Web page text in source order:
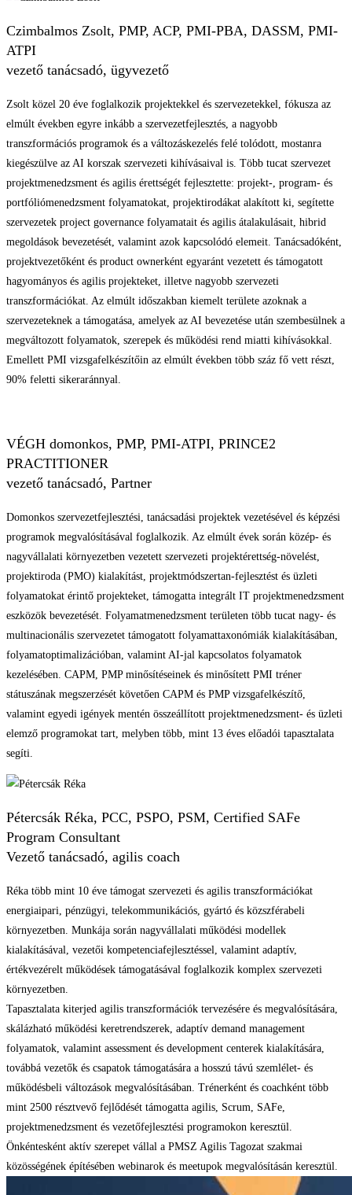
Czimbalmos Zsolt, PMP, ACP, PMI-PBA, DASSM, PMI-
ATPI
vezető tanácsadó, ügyvezető
Zsolt közel 20 éve foglalkozik projektekkel és szervezetekkel, fókusza az
elmúlt években egyre inkább a szervezetfejlesztés, a nagyobb
transzformációs programok és a változáskezelés felé tolódott, mostanra
kiegészülve az AI korszak szervezeti kihívásaival is. Több tucat szervezet
projektmenedzsment és agilis érettségét fejlesztette: projekt-, program- és
portfóliómenedzsment folyamatokat, projektirodákat alakított ki, segítette
szervezetek project governance folyamatait és agilis átalakulásait, hibrid
megoldások bevezetését, valamint azok kapcsolódó elemeit. Tanácsadóként,
projektvezetőként és product ownerként egyaránt vezetett és támogatott
hagyományos és agilis projekteket, illetve nagyobb szervezeti
transzformációkat. Az elmúlt időszakban kiemelt területe azoknak a
szervezeteknek a támogatása, amelyek az AI bevezetése után szembesülnek a
megváltozott folyamatok, szerepek és működési rend miatti kihívásokkal.
Emellett PMI vizsgafelkészítőin az elmúlt években több száz fő vett részt,
90% feletti sikeraránnyal.
VÉGH domonkos, PMP, PMI-ATPI, PRINCE2
PRACTITIONER
vezető tanácsadó, Partner
Domonkos szervezetfejlesztési, tanácsadási projektek vezetésével és képzési
programok megvalósításával foglalkozik. Az elmúlt évek során közép- és
nagyvállalati környezetben vezetett szervezeti projektérettség-növelést,
projektiroda (PMO) kialakítást, projektmódszertan-fejlesztést és üzleti
folyamatokat érintő projekteket, támogatta integrált IT projektmenedzsment
eszközök bevezetését. Folyamatmenedzsment területen több tucat nagy- és
multinacionális szervezetet támogatott folyamattaxonómiák kialakításában,
folyamatoptimalizációban, valamint AI-jal kapcsolatos folyamatok
kezelésében. CAPM, PMP minősítéseinek és minősített PMI tréner
státuszának megszerzését követően CAPM és PMP vizsgafelkészítő,
valamint egyedi igények mentén összeállított projektmenedzsment- és üzleti
elemző programokat tart, melyben több, mint 13 éves előadói tapasztalata
segíti.
Pétercsák Réka, PCC, PSPO, PSM, Certified SAFe
Program Consultant
Vezető tanácsadó, agilis coach
Réka több mint 10 éve támogat szervezeti és agilis transzformációkat
energiaipari, pénzügyi, telekommunikációs, gyártó és közszférabeli
környezetben. Munkája során nagyvállalati működési modellek
kialakításával, vezetői kompetenciafejlesztéssel, valamint adaptív,
értékvezérelt működések támogatásával foglalkozik komplex szervezeti
környezetben.
Tapasztalata kiterjed agilis transzformációk tervezésére és megvalósítására,
skálázható működési keretrendszerek, adaptív demand management
folyamatok, valamint assessment és development centerek kialakítására,
továbbá vezetők és csapatok támogatására a hosszú távú szemlélet- és
működésbeli változások megvalósításában. Trénerként és coachként több
mint 2500 résztvevő fejlődését támogatta agilis, Scrum, SAFe,
projektmenedzsment és vezetőfejlesztési programokon keresztül.
Önkéntesként aktív szerepet vállal a PMSZ Agilis Tagozat szakmai
közösségének építésében webinarok és meetupok megvalósításán keresztül.